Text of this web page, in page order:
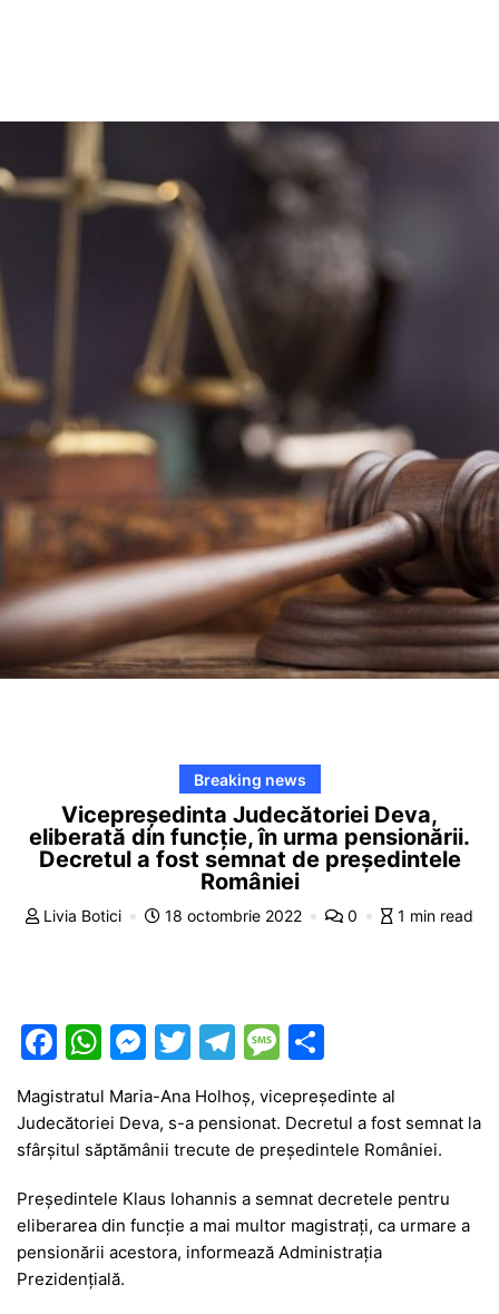
Breaking news
Vicepreședinta Judecătoriei Deva,
eliberată din funcție, în urma pensionării.
Decretul a fost semnat de președintele
României
Livia Botici 18 octombrie 2022 0 1 min read
F
c
e
b
o
o
k
W
at
s
A
p
p
M
s
s
e
n
g
T
itt
er
T
e
gr
a
m
M
s
s
a
g
e
ar
ta
je
a
z
ă
Magistratul Maria-Ana Holhoș, vicepreședinte al
Judecătoriei Deva, s-a pensionat. Decretul a fost semnat la
sfârșitul săptămânii trecute de președintele României.
Preşedintele Klaus Iohannis a semnat decretele pentru
eliberarea din funcţie a mai multor magistraţi, ca urmare a
pensionării acestora, informează Administraţia
Prezidenţială.